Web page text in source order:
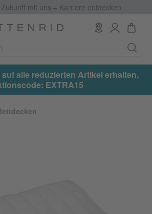
mit uns – Karriere entdecken.
alle reduzierten Artikel erhalten.
EXTRA15